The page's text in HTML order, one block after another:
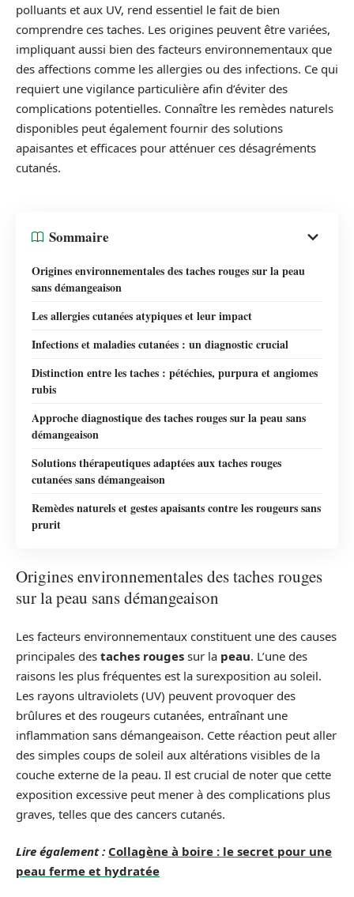
polluants et aux UV, rend essentiel le fait de bien
comprendre ces taches. Les origines peuvent être variées,
impliquant aussi bien des facteurs environnementaux que
des affections comme les allergies ou des infections. Ce qui
requiert une vigilance particulière afin d’éviter des
complications potentielles. Connaître les remèdes naturels
disponibles peut également fournir des solutions
apaisantes et efficaces pour atténuer ces désagréments
cutanés.
Sommaire
Origines environnementales des taches rouges sur la peau
sans démangeaison
Les allergies cutanées atypiques et leur impact
Infections et maladies cutanées : un diagnostic crucial
Distinction entre les taches : pétéchies, purpura et angiomes
rubis
Approche diagnostique des taches rouges sur la peau sans
démangeaison
Solutions thérapeutiques adaptées aux taches rouges
cutanées sans démangeaison
Remèdes naturels et gestes apaisants contre les rougeurs sans
prurit
Origines environnementales des taches rouges
sur la peau sans démangeaison
Les facteurs environnementaux constituent une des causes
principales des taches rouges sur la peau. L’une des
raisons les plus fréquentes est la surexposition au soleil.
Les rayons ultraviolets (UV) peuvent provoquer des
brûlures et des rougeurs cutanées, entraînant une
inflammation sans démangeaison. Cette réaction peut aller
des simples coups de soleil aux altérations visibles de la
couche externe de la peau. Il est crucial de noter que cette
exposition excessive peut mener à des complications plus
graves, telles que des cancers cutanés.
Lire également : Collagène à boire : le secret pour une
peau ferme et hydratée